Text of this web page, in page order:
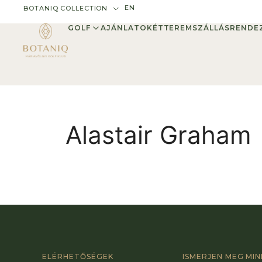
BOTANIQ COLLECTION EN
GOLF AJÁNLATOKÉTTEREM SZÁLLÁS
Alastair Graham
ELÉRHETŐSÉGEK
ISMERJEN MEG